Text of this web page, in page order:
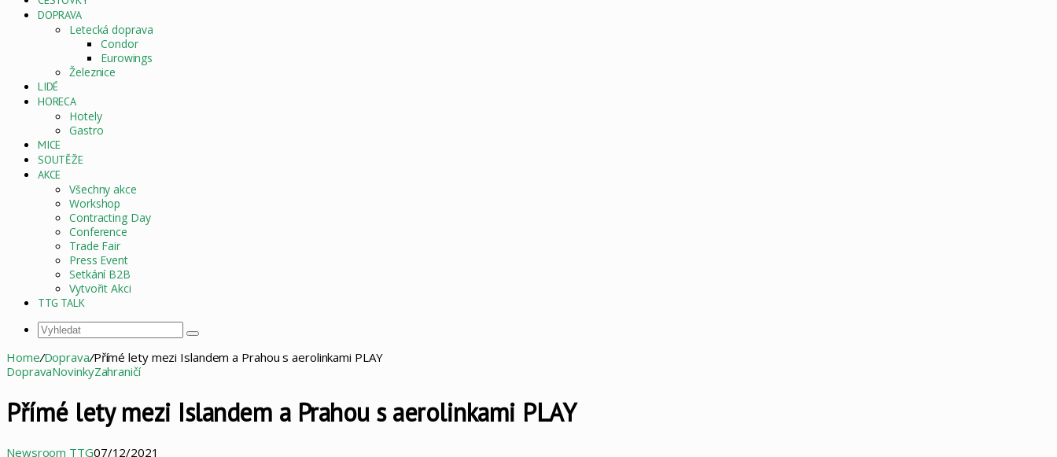
DOPRAVA
Letecká doprava
Condor
Eurowings
Železnice
LIDÉ
HORECA
Hotely
Gastro
MICE
SOUTĚŽE
AKCE
Všechny akce
Workshop
Contracting Day
Conference
Trade Fair
Press Event
Setkání B2B
Vytvořit Akci
TTG TALK
Vyhledat
Home/Doprava/Přímé lety mezi Islandem a Prahou s aerolinkami PLAY
DopravaNovinkyZahraničí
Přímé lety mezi Islandem a Prahou s aerolinkami PLAY
Newsroom TTG07/12/2021